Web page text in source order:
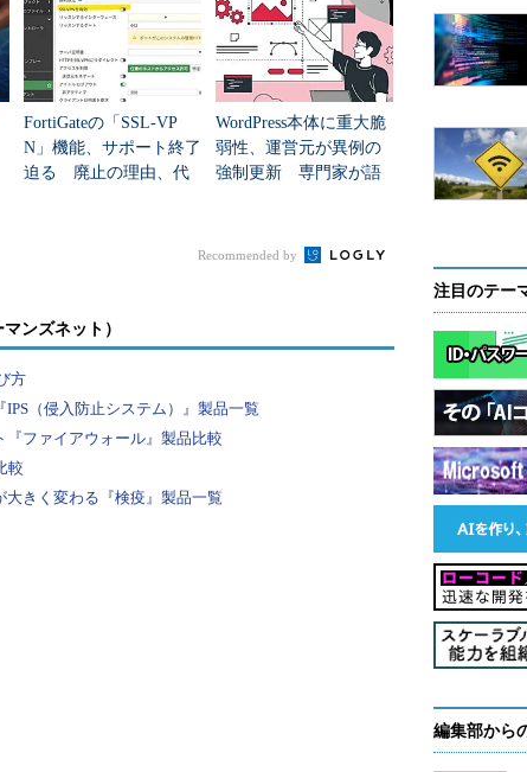
ウォールの設定と同じ考え方である。
表すシグネチャを使い、シグネチャに引っ掛
れぞれの方式について詳しく説明する。
ョン、すべてのパラメータそれぞれにつ
FortiGateの「SSL-VP
N」機能、サポート終了
迫る 廃止の理由、代
WordPress本体に重大脆
弱性、運営元が異例の
強制更新 専門家が語
Recommended by
ンズネット）
方
（侵入防止システム）』製品一覧
ファイアウォール』製品比較
較
きく変わる『検疫』製品一覧
注目のテー
編集部から